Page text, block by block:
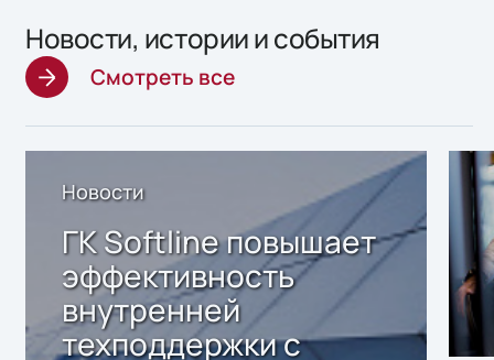
Новости, истории и события
Смотреть все
Новости
ГК Softline повышает
эффективность
внутренней
техподдержки с